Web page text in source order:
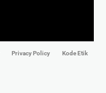
Privacy Policy Kode Etik